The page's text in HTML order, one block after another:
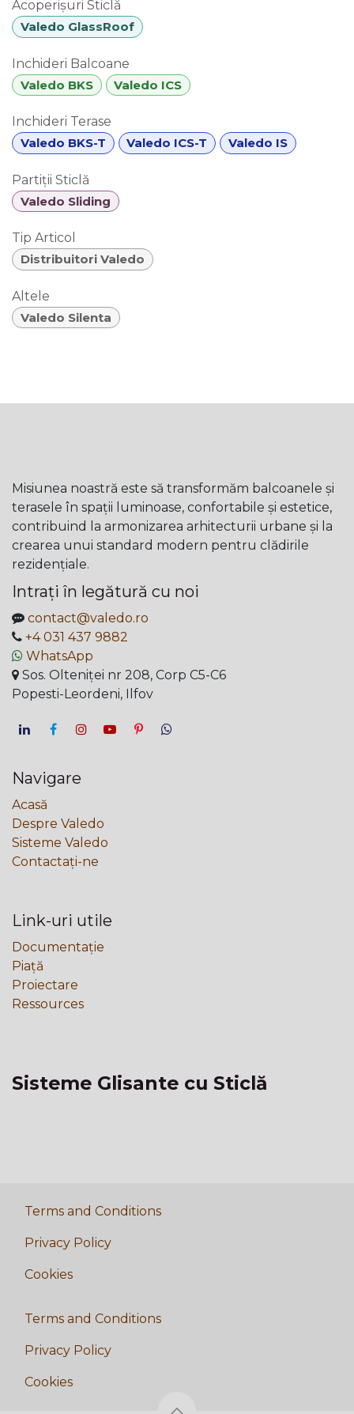
Acoperișuri Sticlă
Valedo GlassRoof
Inchideri Balcoane
Valedo BKS
Valedo ICS
Inchideri Terase
Valedo BKS-T
Valedo ICS-T Valedo IS
Partiții Sticlă
Valedo Sliding
Tip Articol
Distribuitori Valedo
Altele
Valedo Silenta
Misiunea noastră este să transformăm balcoanele și
terasele în spații luminoase, confortabile și estetice,
contribuind la armonizarea arhitecturii urbane și la
crearea unui standard modern pentru clădirile
rezidențiale.
Intrați în legătură cu noi
contact@valedo.ro
+4 031 437 9882
WhatsApp
Sos. Olteniței nr 208, Corp C5-C6
Popesti-Leordeni, Ilfov
Navigare
Acasă
Despre Valedo
Sisteme Valedo
Contactați-ne
Link-uri utile
Documentație
Piață
Proiectare
Ressources
Sisteme Glisante cu Sticlă
Terms and Conditions
Privacy Policy
Cookies
Terms and Conditions
Privacy Policy
Cookies